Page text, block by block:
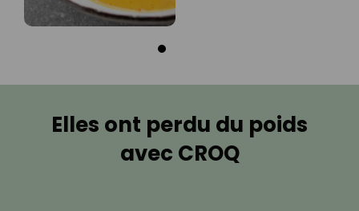
Elles ont perdu du poids
avec CROQ